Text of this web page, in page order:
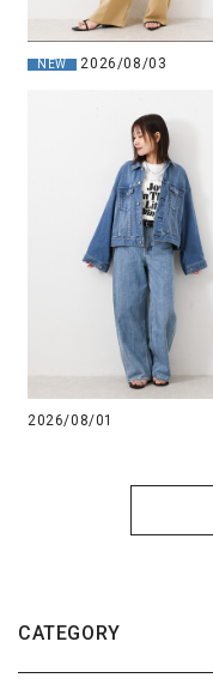
NEW 2026/08/03
2026/08/01
CATEGORY